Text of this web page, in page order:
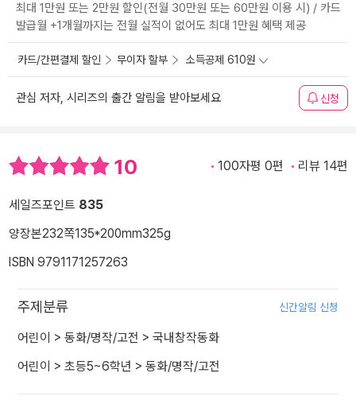
최대 1만원 또는 2만원 할인(전월 30만원 또는 60만원 이용 시) / 카드
발급월 +1개월까지는 전월 실적이 없어도 최대 1만원 혜택 제공
카드/간편결제 할인 무이자 할부 소득공제 610원
관심 저자, 시리즈의 출간 알림을 받아보세요 신청
10 100자평 0편 리뷰 14편
세일즈포인트 835
양장본232쪽135*200mm325g
ISBN 9791171257263
주제분류 신간알림 신청
어린이 > 동화/명작/고전 > 국내창작동화
어린이 > 초등5~6학년 > 동화/명작/고전